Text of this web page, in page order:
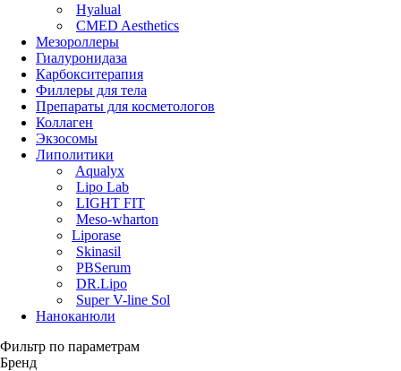
Hyalual
CMED Aesthetics
Мезороллеры
Гиалуронидаза
Карбокситерапия
Филлеры для тела
Препараты для косметологов
Коллаген
Экзосомы
Липолитики
Aqualyx
Lipo Lab
LIGHT FIT
Meso-wharton
Liporase
Skinasil
PBSerum
DR.Lipo
Super V-line Sol
Наноканюли
Фильтр по параметрам
Бренд